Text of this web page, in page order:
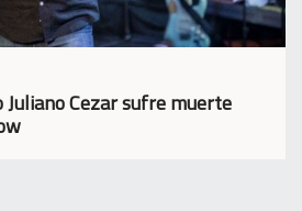
Cezar sufre muerte